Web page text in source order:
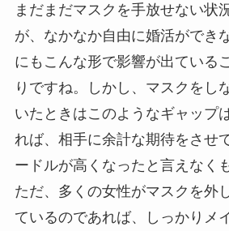
まだまだマスクを手放せない状
が、なかなか自由に婚活ができ
にもこんな形で影響が出ている
りですね。しかし、マスクをし
いたときはこのようなギャップ
れば、相手に余計な期待をさせ
ードルが高くなったと言えなく
ただ、多くの女性がマスクを外
ているのであれば、しっかりメ